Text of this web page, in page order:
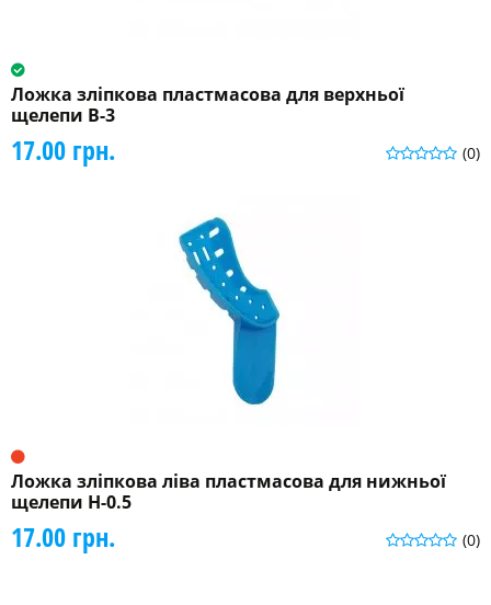
Ложка зліпкова пластмасова для верхньої
щелепи В-3
(0)
17.00 грн.
Ложка зліпкова ліва пластмасова для нижньої
щелепи Н-0.5
(0)
17.00 грн.